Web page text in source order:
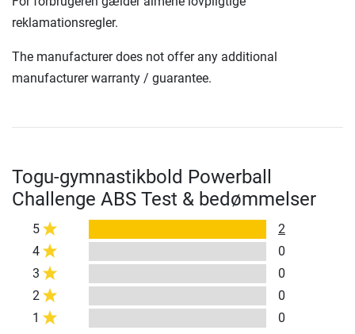
reklamationsregler.
The manufacturer does not offer any additional
manufacturer warranty / guarantee.
Togu-gymnastikbold Powerball
Challenge ABS Test & bedømmelser
5
2
4
0
3
0
2
0
1
0